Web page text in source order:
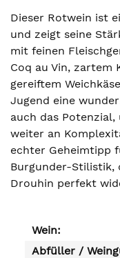
Dieser Rotwein ist
und zeigt seine
mit feinen
Coq au Vin, zartem
gereiftem
Jugend eine
auch das
weiter an
echter Geheimtipp
Burgunder-Stilistik,
Drouhin perfekt
Wein:
Abfüller /